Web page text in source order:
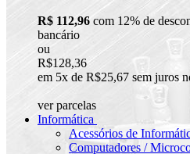
R$ 112,96 com 12% de
bancário
ou
R$128,36
em 5x de R$25,67 sem juros
ver parcelas
Informática
Acessórios de
Computadores /